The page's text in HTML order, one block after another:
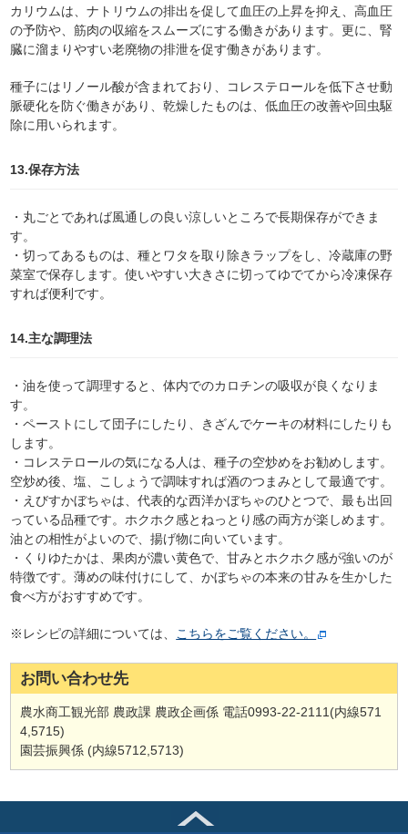
カリウムは、ナトリウムの排出を促して血圧の上昇を抑え、高血圧
の予防や、筋肉の収縮をスムーズにする働きがあります。更に、腎
臓に溜まりやすい老廃物の排泄を促す働きがあります。
種子にはリノール酸が含まれており、コレステロールを低下させ動
脈硬化を防ぐ働きがあり、乾燥したものは、低血圧の改善や回虫駆
除に用いられます。
13.保存方法
・丸ごとであれば風通しの良い涼しいところで長期保存ができま
す。
・切ってあるものは、種とワタを取り除きラップをし、冷蔵庫の野
菜室で保存します。使いやすい大きさに切ってゆでてから冷凍保存
すれば便利です。
14.主な調理法
・油を使って調理すると、体内でのカロチンの吸収が良くなりま
す。
・ペーストにして団子にしたり、きざんでケーキの材料にしたりも
します。
・コレステロールの気になる人は、種子の空炒めをお勧めします。
空炒め後、塩、こしょうで調味すれば酒のつまみとして最適です。
・えびすかぼちゃは、代表的な西洋かぼちゃのひとつで、最も出回
っている品種です。ホクホク感とねっとり感の両方が楽しめます。
油との相性がよいので、揚げ物に向いています。
・くりゆたかは、果肉が濃い黄色で、甘みとホクホク感が強いのが
特徴です。薄めの味付けにして、かぼちゃの本来の甘みを生かした
食べ方がおすすめです。
※レシピの詳細については、 こちらをご覧ください。
お問い合わせ先
農水商工観光部 農政課 農政企画係 電話0993‐22‐2111(内線571
4,5715)
園芸振興係 (内線5712,5713)